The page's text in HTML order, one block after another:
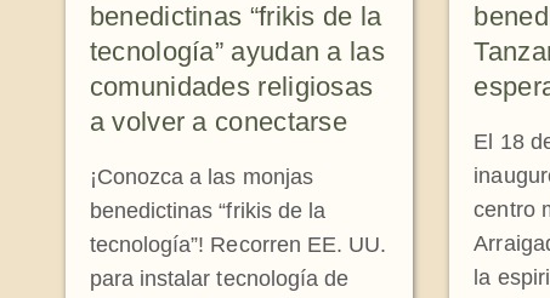
benedictinas “frikis de la
tecnología” ayudan a las
comunidades religiosas
a volver a conectarse
¡Conozca a las monjas
benedictinas “frikis de la
tecnología”! Recorren EE. UU.
para instalar tecnología de
El 18
centro
la